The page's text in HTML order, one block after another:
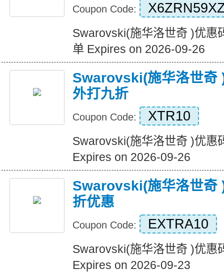
Coupon Code:
Swarovski(施华洛世奇 )优惠
单 Expires on 2026-09-26
Swarovski(施华洛世奇
外打九折
Coupon Code: XTR10
Swarovski(施华洛世奇 )优惠
Expires on 2026-09-26
Swarovski(施华洛世奇
折优惠
Coupon Code: EXTRA10
Swarovski(施华洛世奇 )优惠
Expires on 2026-09-23